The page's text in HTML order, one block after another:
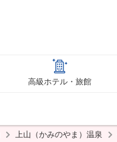
高級ホテル・旅館
上山（かみのやま）温泉